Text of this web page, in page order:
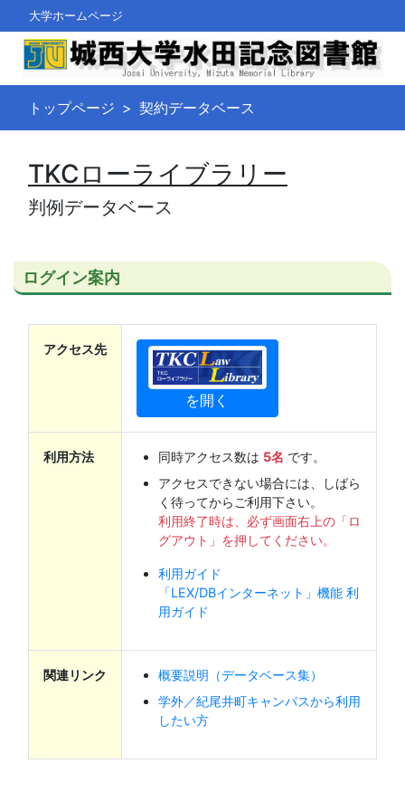
大学ホームページ
トップページ 契約データベース
TKCローライブラリー
判例データベース
ログイン案内
アクセス先
を開く
利用方法 同時アクセス数は 5名 です。
アクセスできない場合には、しばら
く待ってからご利用下さい。
利用終了時は、必ず画面右上の「ロ
グアウト」を押してください。
利用ガイド
「LEX/DBインターネット」機能 利
用ガイド
関連リンク
概要説明（データベース集）
学外／紀尾井町キャンパスから利用
したい方